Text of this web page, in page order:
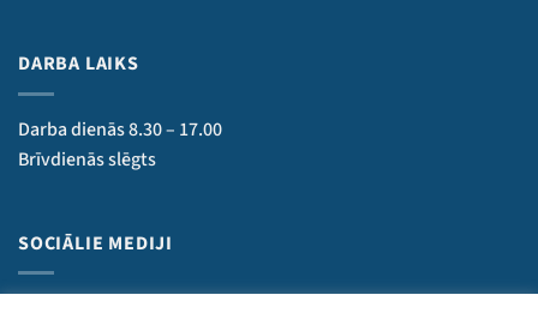
DARBA LAIKS
Darba dienās 8.30 – 17.00
Brīvdienās slēgts
SOCIĀLIE MEDIJI